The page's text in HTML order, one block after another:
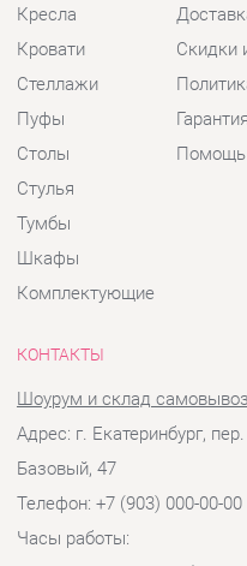
Тумбы
Шкафы
Комплектующие
КОНТАКТЫ
Шоурум и склад самовывоза
Адрес: г. Екатеринбург, пер.
Базовый, 47
Телефон: +7 (903) 000-00-00
Пн - Пт:10:00 - 18:00 (GMT+5)
Отправить сообщение